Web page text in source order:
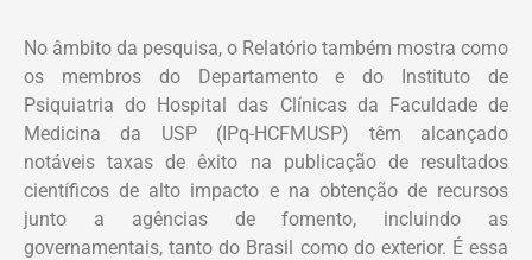
No âmbito da pesquisa, o Relatório também mostra como
os membros do Departamento e do Instituto de
Psiquiatria do Hospital das Clínicas da Faculdade de
Medicina da USP (IPq-HCFMUSP) têm alcançado
notáveis taxas de êxito na publicação de resultados
científicos de alto impacto e na obtenção de recursos
junto a agências de fomento, incluindo as
governamentais, tanto do Brasil como do exterior. É essa